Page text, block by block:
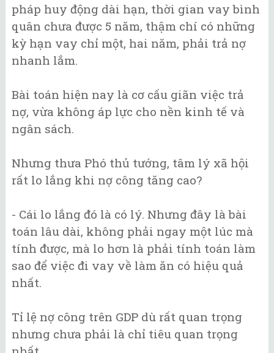
pháp huy động dài hạn, thời gian vay bình
quân chưa được 5 năm, thậm chí có những
kỳ hạn vay chỉ một, hai năm, phải trả nợ
nhanh lắm.
Bài toán hiện nay là cơ cấu giãn việc trả
nợ, vừa không áp lực cho nền kinh tế và
ngân sách.
Nhưng thưa Phó thủ tướng, tâm lý xã hội
rất lo lắng khi nợ công tăng cao?
- Cái lo lắng đó là có lý. Nhưng đây là bài
toán lâu dài, không phải ngay một lúc mà
tính được, mà lo hơn là phải tính toán làm
sao để việc đi vay về làm ăn có hiệu quả
nhất.
Tỉ lệ nợ công trên GDP dù rất quan trọng
nhưng chưa phải là chỉ tiêu quan trọng